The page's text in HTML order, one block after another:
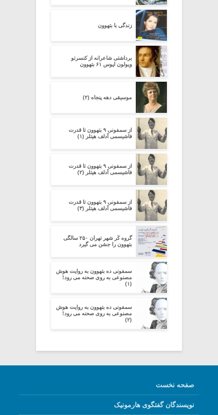
زندگى با بتهوون
برداشتی شاعرانه از کنسرتو
ویولون اپوس ۶۱ بتهوون
موسیقی دهه پنجاه (۲)
از سمفونی ۹ بتهوون تا قدرت
فاشیسمی آدلف هیتلر (۱)
از سمفونی ۹ بتهوون تا قدرت
فاشیسمی آدلف هیتلر (۲)
از سمفونی ۹ بتهوون تا قدرت
فاشیسمی آدلف هیتلر (۳)
گروه کُر شهر تهران ۲۵۰ سالگی
بتهوون را جشن می گیرد
سمفونی ده بتهوون به روایت هوش
مصنوعی به روی صحنه می رود!
(۱)
سمفونی ده بتهوون به روایت هوش
مصنوعی به روی صحنه می رود!
(۲)
صفحه نخست
نویسندگان گفتگوی هارمونیک